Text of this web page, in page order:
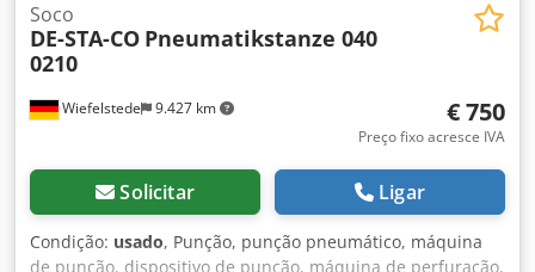
Wiefelstede 9.427 km
Soco
DE-STA-CO Pneumatikstanze 040
0210
€ 750
Preço fixo acresce IVA
Solicitar Ligar
Condição: usado, Punção, punção pneumático, máquina
de punção, dispositivo de punção, máquina de perfuração,